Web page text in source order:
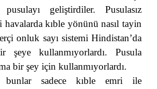
geliştirdiler. Pusulasız
havalarda kıble yönünü nasıl tayin
onluk sayı sistemi Hindistan’da
şeye kullanmıyorlardı. Pusula
bir şey için kullanmıyorlardı.
bunlar sadece kıble emri ile